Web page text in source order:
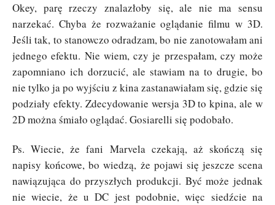
Okey, parę rzeczy znalazłoby się, ale nie ma sensu
narzekać. Chyba że rozważanie oglądanie filmu w 3D.
Jeśli tak, to stanowczo odradzam, bo nie zanotowałam ani
jednego efektu. Nie wiem, czy je przespałam, czy może
zapomniano ich dorzucić, ale stawiam na to drugie, bo
nie tylko ja po wyjściu z kina zastanawiałam się, gdzie się
podziały efekty. Zdecydowanie wersja 3D to kpina, ale w
2D można śmiało oglądać. Gosiarelli się podobało.
Ps. Wiecie, że fani Marvela czekają, aż skończą się
napisy końcowe, bo wiedzą, że pojawi się jeszcze scena
nawiązująca do przyszłych produkcji. Być może jednak
nie wiecie, że u DC jest podobnie, więc siedźcie na